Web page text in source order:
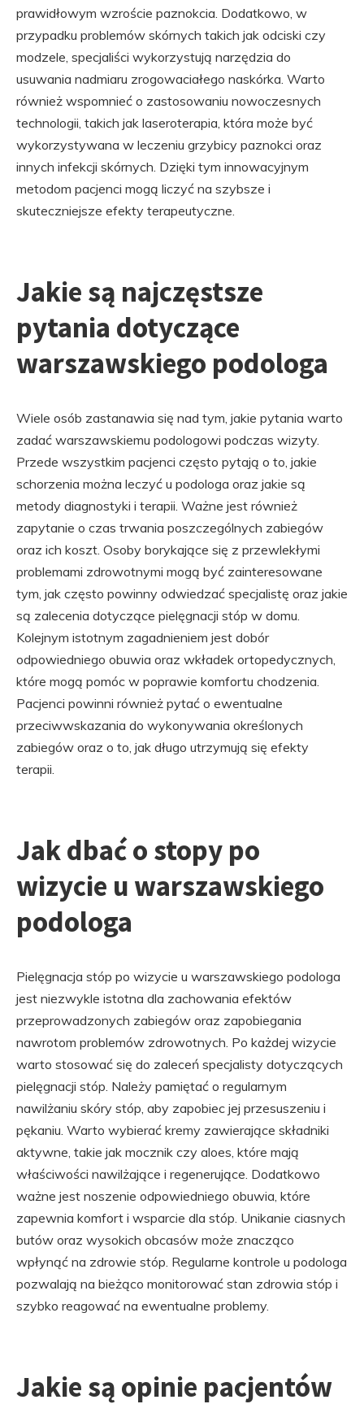
prawidłowym wzroście paznokcia. Dodatkowo, w
przypadku problemów skórnych takich jak odciski czy
modzele, specjaliści wykorzystują narzędzia do
usuwania nadmiaru zrogowaciałego naskórka. Warto
również wspomnieć o zastosowaniu nowoczesnych
technologii, takich jak laseroterapia, która może być
wykorzystywana w leczeniu grzybicy paznokci oraz
innych infekcji skórnych. Dzięki tym innowacyjnym
metodom pacjenci mogą liczyć na szybsze i
skuteczniejsze efekty terapeutyczne.
Jakie są najczęstsze
pytania dotyczące
warszawskiego podologa
Wiele osób zastanawia się nad tym, jakie pytania warto
zadać warszawskiemu podologowi podczas wizyty.
Przede wszystkim pacjenci często pytają o to, jakie
schorzenia można leczyć u podologa oraz jakie są
metody diagnostyki i terapii. Ważne jest również
zapytanie o czas trwania poszczególnych zabiegów
oraz ich koszt. Osoby borykające się z przewlekłymi
problemami zdrowotnymi mogą być zainteresowane
tym, jak często powinny odwiedzać specjalistę oraz jakie
są zalecenia dotyczące pielęgnacji stóp w domu.
Kolejnym istotnym zagadnieniem jest dobór
odpowiedniego obuwia oraz wkładek ortopedycznych,
które mogą pomóc w poprawie komfortu chodzenia.
Pacjenci powinni również pytać o ewentualne
przeciwwskazania do wykonywania określonych
zabiegów oraz o to, jak długo utrzymują się efekty
terapii.
Jak dbać o stopy po
wizycie u warszawskiego
podologa
Pielęgnacja stóp po wizycie u warszawskiego podologa
jest niezwykle istotna dla zachowania efektów
przeprowadzonych zabiegów oraz zapobiegania
nawrotom problemów zdrowotnych. Po każdej wizycie
warto stosować się do zaleceń specjalisty dotyczących
pielęgnacji stóp. Należy pamiętać o regularnym
nawilżaniu skóry stóp, aby zapobiec jej przesuszeniu i
pękaniu. Warto wybierać kremy zawierające składniki
aktywne, takie jak mocznik czy aloes, które mają
właściwości nawilżające i regenerujące. Dodatkowo
ważne jest noszenie odpowiedniego obuwia, które
zapewnia komfort i wsparcie dla stóp. Unikanie ciasnych
butów oraz wysokich obcasów może znacząco
wpłynąć na zdrowie stóp. Regularne kontrole u podologa
pozwalają na bieżąco monitorować stan zdrowia stóp i
szybko reagować na ewentualne problemy.
Jakie są opinie pacjentów